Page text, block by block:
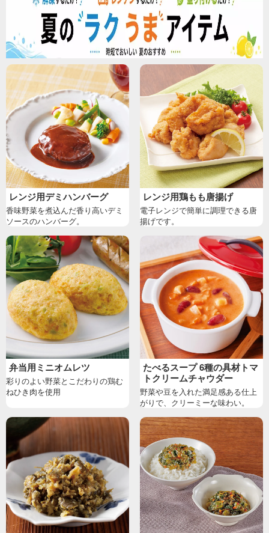
レンジ用デミハンバーグ
香味野菜を煮込んだ香り高いデミ
ソースのハンバーグ。
レンジ用鶏もも唐揚げ
電子レンジで簡単に調理できる唐
揚げです。
弁当用ミニオムレツ
彩りのよい野菜とこだわりの鶏む
ねひき肉を使用
たべるスープ 6種の具材トマ
トクリームチャウダー
野菜や豆を入れた満足感ある仕上
がりで、クリーミーな味わい。